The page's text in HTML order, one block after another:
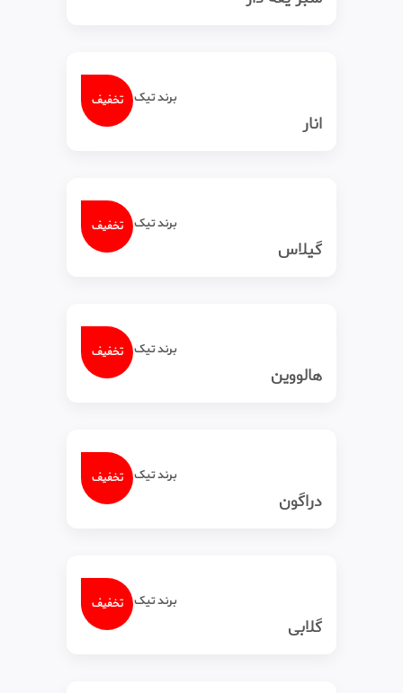
تخفیفبرند تیک‌ تاک
انار
تخفیفبرند تیک‌ تاک
گیلاس
تخفیفبرند تیک‌ تاک
هالووین
تخفیفبرند تیک‌ تاک
دراگون
تخفیفبرند تیک‌ تاک
گلابی